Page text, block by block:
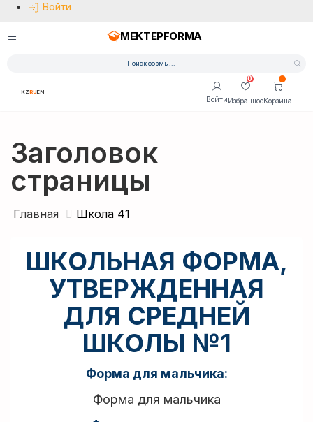
Войти
MEKTEPFORMA
KZRUEN
Войти
0
ИзбранноеКорзина
Заголовок
страницы
Главная Школа 41
ШКОЛЬНАЯ ФОРМА,
УТВЕРЖДЕННАЯ
ДЛЯ СРЕДНЕЙ
ШКОЛЫ №1
Форма для мальчика:
Форма для мальчика